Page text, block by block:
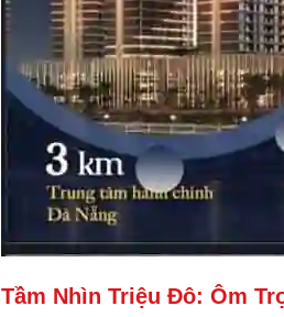
Tầm Nhìn Triệu Đô: Ôm